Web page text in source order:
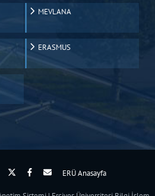
MEVLANA
ERASMUS
ERÜ Anasayfa